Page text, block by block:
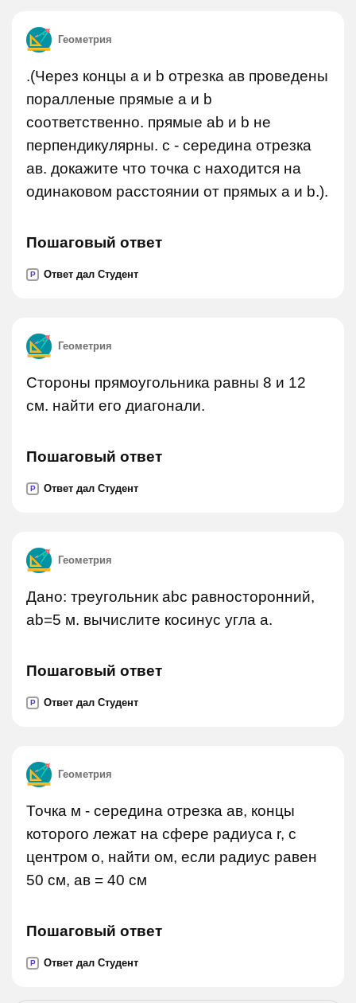
Геометрия
.(Через концы a и b отрезка ав проведены
поралленые прямые a и b
соответственно. прямые ab и b не
перпендикулярны. c - середина отрезка
ав. докажите что точка с находится на
одинаковом расстоянии от прямых a и b.).
Пошаговый ответ
P Ответ дал Студент
Геометрия
Стороны прямоугольника равны 8 и 12
см. найти его диагонали.
Пошаговый ответ
P Ответ дал Студент
Геометрия
Дано: треугольник abc равносторонний,
ab=5 м. вычислите косинус угла a.
Пошаговый ответ
P Ответ дал Студент
Геометрия
Точка м - середина отрезка ав, концы
которого лежат на сфере радиуса r, с
центром о, найти ом, если радиус равен
50 см, ав = 40 см
Пошаговый ответ
P Ответ дал Студент